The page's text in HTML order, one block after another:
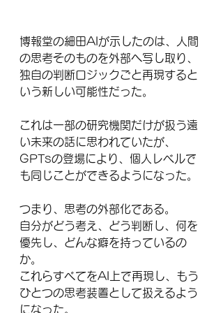
博報堂の細田AIが示したのは、人間
の思考そのものを外部へ写し取り、
独自の判断ロジックごと再現すると
いう新しい可能性だった。
これは一部の研究機関だけが扱う遠
い未来の話に思われていたが、
GPTsの登場により、個人レベルで
も同じことができるようになった。
つまり、思考の外部化である。
自分がどう考え、どう判断し、何を
優先し、どんな癖を持っているの
か。
これらすべてをAI上で再現し、もう
ひとつの思考装置として扱えるよう
になった。